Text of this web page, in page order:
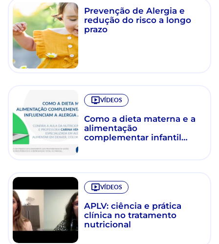
Prevenção de Alergia e
redução do risco a longo
prazo
VÍDEOS
Como a dieta materna e a
alimentação
complementar infantil
VÍDEOS
APLV: ciência e prática
clínica no tratamento
nutricional